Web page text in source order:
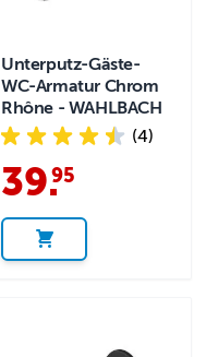
Unterputz-Gäste-
WC-Armatur Chrom
Rhône - WAHLBACH
(4)
39.
95